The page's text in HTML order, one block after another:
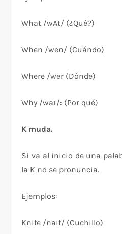
What /wAt/ (¿Qué?)
When /wen/ (Cuándo)
Where /wer (Dónde)
Why /waɪ/: (Por qué)
K muda.
Si va al inicio de una
la K no se pronuncia.
Ejemplos:
Knife /naıf/ (Cuchillo)